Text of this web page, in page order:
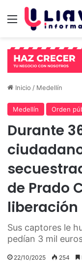
Menú
Inicio / Medellín
Medellín Orden
Durante
de Prado
liberación
Sus captores le
pedían 3 mil
22/10/2025 254